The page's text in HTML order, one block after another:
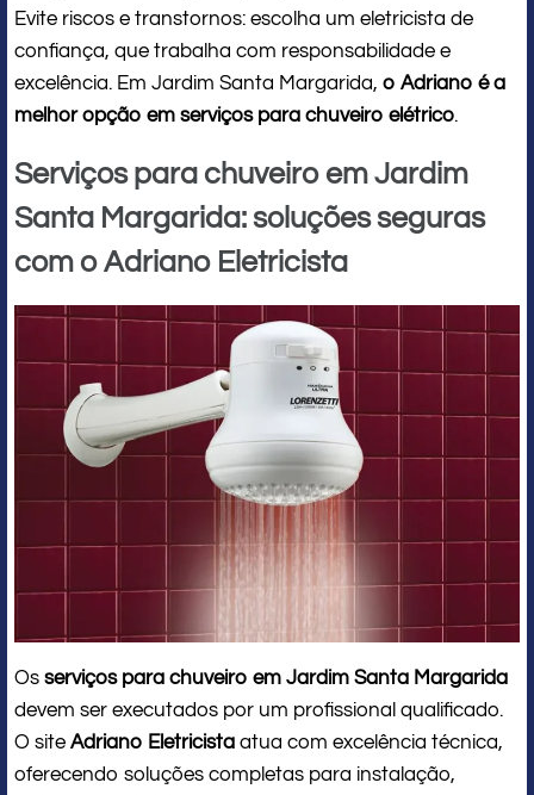
Evite riscos e transtornos: escolha um eletricista de
confiança, que trabalha com responsabilidade e
excelência. Em Jardim Santa Margarida, o Adriano é a
melhor opção em serviços para chuveiro elétrico.
Serviços para chuveiro em Jardim
Santa Margarida: soluções seguras
com o Adriano Eletricista
Os serviços para chuveiro em Jardim Santa Margarida
devem ser executados por um profissional qualificado.
O site Adriano Eletricista atua com excelência técnica,
oferecendo soluções completas para instalação,